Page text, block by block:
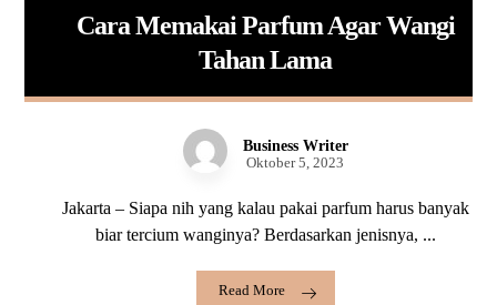
Cara Memakai Parfum Agar Wangi
Tahan Lama
Business Writer
Oktober 5, 2023
Jakarta – Siapa nih yang kalau pakai parfum harus banyak
biar tercium wanginya? Berdasarkan jenisnya, ...
Read More